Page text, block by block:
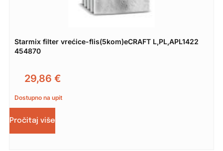
Starmix filter vrećice-flis(5kom)eCRAFT L,PL,APL1422
454870
29,86 €
Dostupno na upit
Pročitaj više